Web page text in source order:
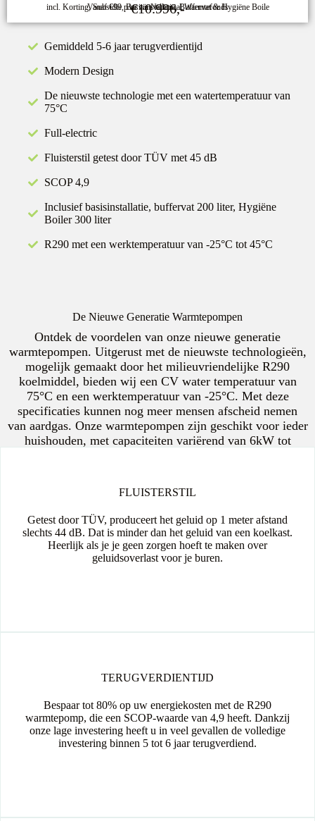
€10.996,-
Vanaf €99 p/m via Nationaal Warmtefonds
incl. Korting, Subsidie, Basisinstallatie, Buffervat & Hygiëne Boile
Gemiddeld 5-6 jaar terugverdientijd
Modern Design
De nieuwste technologie met een watertemperatuur van
75°C
Full-electric
Fluisterstil getest door TÜV met 45 dB
SCOP 4,9
Inclusief basisinstallatie, buffervat 200 liter, Hygiëne
Boiler 300 liter
R290 met een werktemperatuur van -25°C tot 45°C
De Nieuwe Generatie Warmtepompen
Ontdek de voordelen van onze nieuwe generatie
warmtepompen. Uitgerust met de nieuwste technologieën,
mogelijk gemaakt door het milieuvriendelijke R290
koelmiddel, bieden wij een CV water temperatuur van
75°C en een werktemperatuur van -25°C. Met deze
specificaties kunnen nog meer mensen afscheid nemen
van aardgas. Onze warmtepompen zijn geschikt voor ieder
huishouden, met capaciteiten variërend van 6kW tot
FLUISTERSTIL
Getest door TÜV, produceert het geluid op 1 meter afstand
slechts 44 dB. Dat is minder dan het geluid van een koelkast.
Heerlijk als je je geen zorgen hoeft te maken over
geluidsoverlast voor je buren.
TERUGVERDIENTIJD
Bespaar tot 80% op uw energiekosten met de R290
warmtepomp, die een SCOP-waarde van 4,9 heeft. Dankzij
onze lage investering heeft u in veel gevallen de volledige
investering binnen 5 tot 6 jaar terugverdiend.